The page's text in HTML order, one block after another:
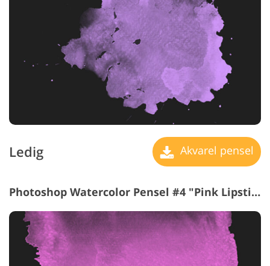
Ledig Akvarel pensel
Photoshop Watercolor Pensel #4 "Pink Lipstick"